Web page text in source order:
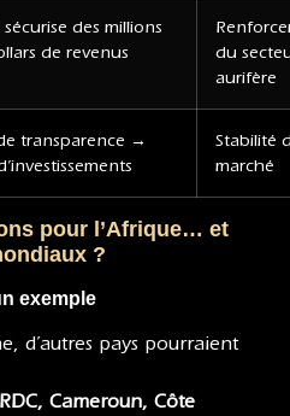
sécurise des millions
de revenus
du
aurifère
transparence →
Stabilité
marché
pour l’Afrique… et
?
exemple
d’autres pays pourraient
Cameroun, Côte